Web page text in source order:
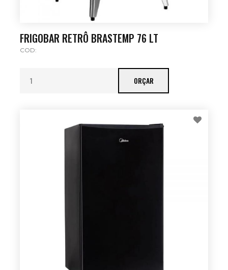
FRIGOBAR RETRÔ BRASTEMP 76 LT
COD:
ORÇAR